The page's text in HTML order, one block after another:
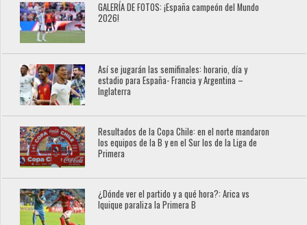
GALERÍA DE FOTOS: ¡España campeón del Mundo
2026!
Así se jugarán las semifinales: horario, día y
estadio para España- Francia y Argentina –
Inglaterra
Resultados de la Copa Chile: en el norte mandaron
los equipos de la B y en el Sur los de la Liga de
Primera
¿Dónde ver el partido y a qué hora?: Arica vs
Iquique paraliza la Primera B